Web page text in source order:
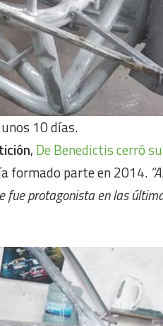
10 días.
, De Benedictis cerró
formado parte en 2014.
fue protagonista en las